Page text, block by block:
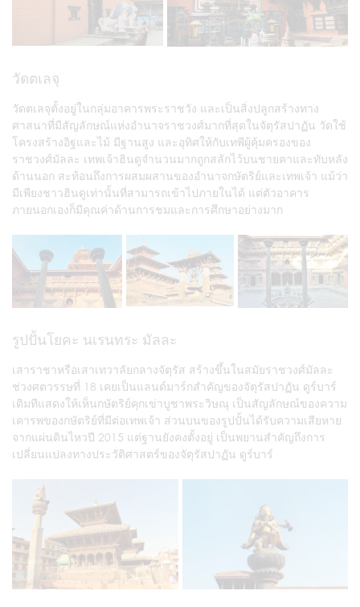
วัดตเลจุ
วัดตเลจุตั้งอยู่ในกลุ่มอาคารพระราชวัง และเป็นสิ่งปลูกสร้างทาง
ศาสนาที่มีสัญลักษณ์แห่งอำนาจราชวงศ์มากที่สุดในจัตุรัสปาฏัน วัดใช้
โครงสร้างอิฐและไม้ มีฐานสูง และอุทิศให้กับเทพีผู้คุ้มครองของ
ราชวงศ์มัลละ เทพเจ้าฮินดูจำนวนมากถูกสลักไว้บนชายคาและทับหลัง
ด้านนอก สะท้อนถึงการผสมผสานของอำนาจกษัตริย์และเทพเจ้า แม้ว่า
มีเพียงชาวฮินดูเท่านั้นที่สามารถเข้าไปภายในได้ แต่ตัวอาคาร
ภายนอกเองก็มีคุณค่าด้านการชมและการศึกษาอย่างมาก
รูปปั้นโยคะ นเรนทระ มัลละ
เสาราชาหรือเสาเทวาลัยกลางจัตุรัส สร้างขึ้นในสมัยราชวงศ์มัลละ
ช่วงศตวรรษที่ 18 เคยเป็นแลนด์มาร์กสำคัญของจัตุรัสปาฏัน ดูร์บาร์
เดิมทีแสดงให้เห็นกษัตริย์คุกเข่าบูชาพระวิษณุ เป็นสัญลักษณ์ของความ
เคารพของกษัตริย์ที่มีต่อเทพเจ้า ส่วนบนของรูปปั้นได้รับความเสียหาย
จากแผ่นดินไหวปี 2015 แต่ฐานยังคงตั้งอยู่ เป็นพยานสำคัญถึงการ
เปลี่ยนแปลงทางประวัติศาสตร์ของจัตุรัสปาฏัน ดูร์บาร์